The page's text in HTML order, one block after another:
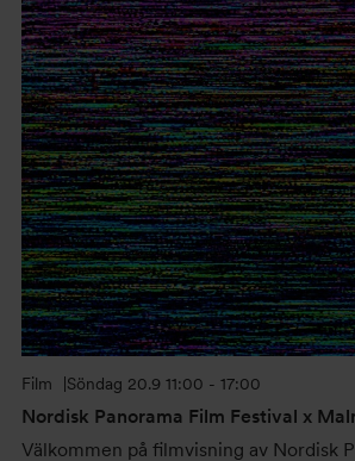
Söndag 20.9 11:00 - 17:00
Film
Nordisk Panorama Film Festival x
Välkommen på filmvisning av Nordisk